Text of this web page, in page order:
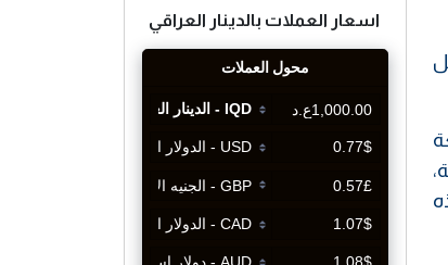
اسعار العملات بالدينار العراقي